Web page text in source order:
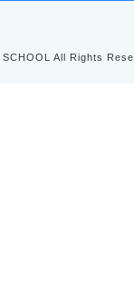
All Rights